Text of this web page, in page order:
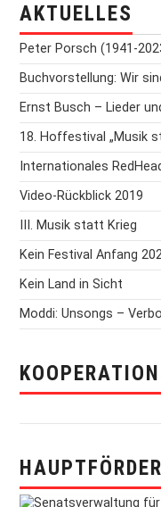
AKTUELLES
Peter Porsch (1941-
Buchvorstellung: Wir
Ernst Busch – Lieder
18. Hoffestival „Musik
Internationales
Video-Rückblick 2019
III. Musik statt Krieg
Kein Festival Anfang
Kein Land in Sicht
Moddi: Unsongs –